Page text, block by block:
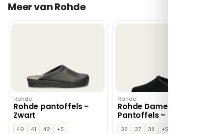
Meer van Rohde
Rohde
Rohde pantoffels –
Zwart
40 41 42
+5
Rohde
Rohde Dames
Pantoffels – Zwart
36 37 38
+5